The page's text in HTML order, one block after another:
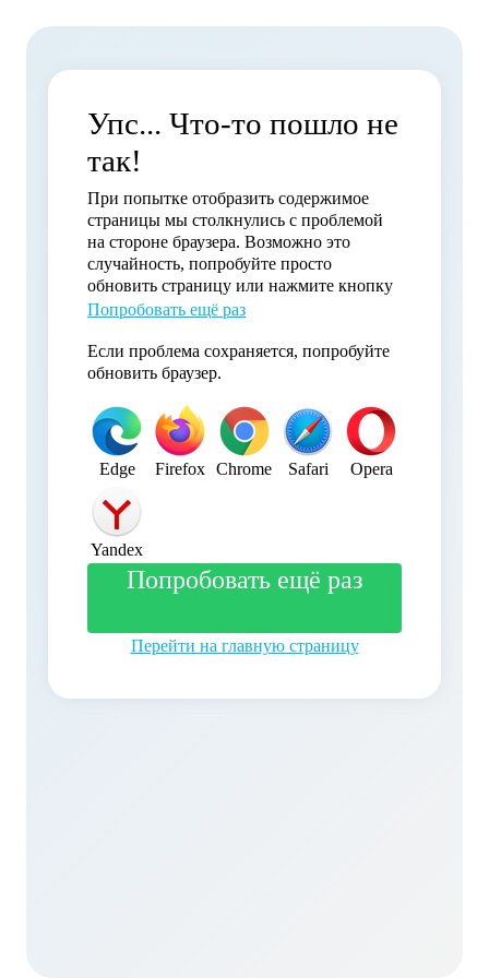
Упс... Что-то пошло не
так!
При попытке отобразить содержимое
страницы мы столкнулись с проблемой
на стороне браузера. Возможно это
случайность, попробуйте просто
обновить страницу или нажмите кнопку
Попробовать ещё раз
Если проблема сохраняется, попробуйте
обновить браузер.
Edge Firefox Chrome Safari Opera
Yandex
Попробовать ещё раз
Перейти на главную страницу